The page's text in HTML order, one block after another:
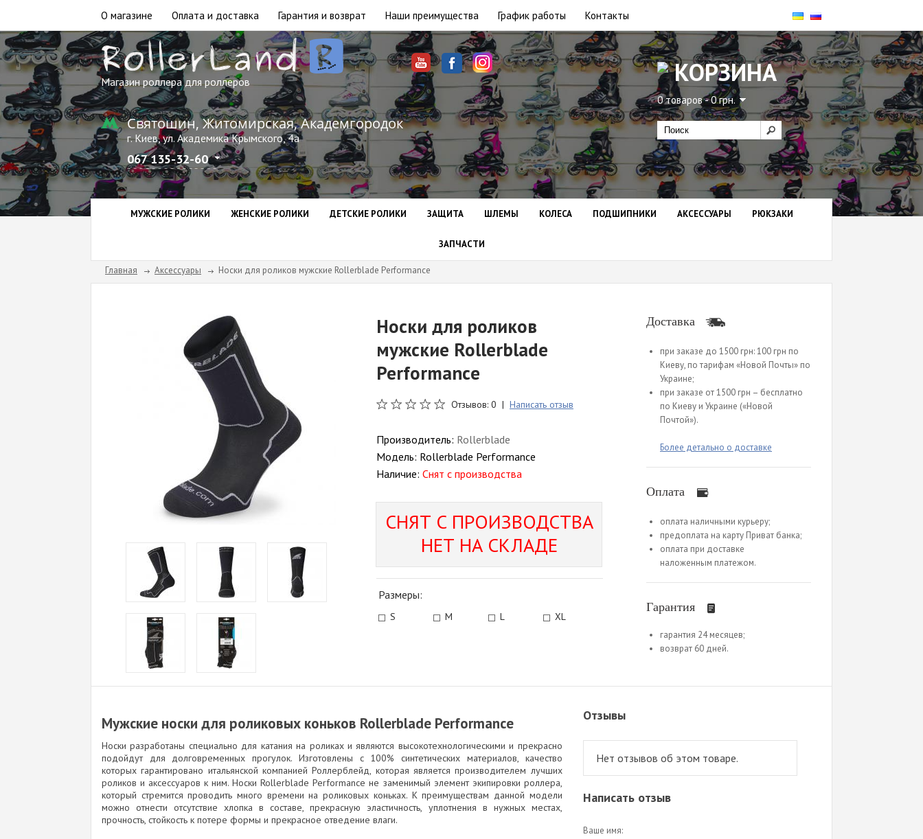
О магазине Оплата и доставка Гарантия и возврат Наши преимущества График работы Контакты
Магазин роллера для роллеров
Святошин, Житомирская, Академгородок
г. Киев, ул. Академика Крымского, 4а
067 135-32-60
КОРЗИНА
0 товаров - 0 грн.
МУЖСКИЕ РОЛИКИ ЖЕНСКИЕ РОЛИКИ ДЕТСКИЕ РОЛИКИ ЗАЩИТА ШЛЕМЫ КОЛЕСА ПОДШИПНИКИ АКСЕССУАРЫ РЮКЗАКИ
ЗАПЧАСТИ
Главная Аксессуары Носки для роликов мужские Rollerblade Performance
Носки для роликов
мужские Rollerblade
Performance
Отзывов: 0 | Написать отзыв
Производитель: Rollerblade
Модель: Rollerblade Performance
Наличие: Снят с производства
СНЯТ С ПРОИЗВОДСТВА
НЕТ НА СКЛАДЕ
Размеры:
S M L XL
Доставка
при заказе до 1500 грн: 100 грн по
Киеву, по тарифам «Новой Почты» по
Украине;
при заказе от 1500 грн – бесплатно
по Киеву и Украине («Новой
Почтой»).
Более детально о доставке
Оплата
оплата наличными курьеру;
предоплата на карту Приват банка;
оплата при доставке
наложенным платежом.
Гарантия
гарантия 24 месяцев;
возврат 60 дней.
Мужские носки для роликовых коньков Rollerblade Performance
Носки разработаны специально для катания на роликах и являются высокотехнологическими и прекрасно
подойдут для долговременных прогулок. Изготовлены с 100% синтетических материалов, качество
которых гарантировано итальянской компанией Роллерблейд, которая является производителем лучших
роликов и аксессуаров к ним. Носки Rollerblade Performance не заменимый элемент экипировки роллера,
который стремится проводить много времени на роликовых коньках. К преимуществам данной модели
можно отнести отсутствие хлопка в составе, прекрасную эластичность, уплотнения в нужных местах,
прочность, стойкость к потере формы и прекрасное отведение влаги.
Отзывы
Нет отзывов об этом товаре.
Написать отзыв
Ваше имя: